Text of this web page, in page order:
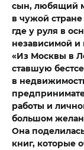
сын, любящий
в чужой
где у руля в
независимой и
«Из Москвы в
ставшую
в
работы и
большом
Она
книг, которые